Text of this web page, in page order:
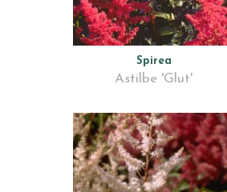
Spirea
Astilbe 'Glut'